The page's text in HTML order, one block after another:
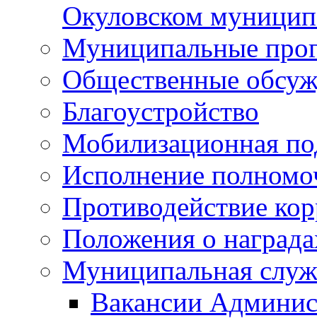
Окуловском
Муниципальные
Общественные
Благоустройство
Мобилизационная
Исполнение
Противодействие
Положения о
Муниципальная
Вакансии